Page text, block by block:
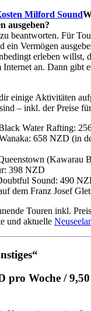
ausgeben?
beantworten. Für
ein Vermögen
erleben willst,
an. Dann gibt
einige Aktivitäten
– inkl. der Preise
Water Rafting:
658 NZD (in
(Kawarau
398 NZD
Sound: 490
dem Franz Josef
Touren inkl.
und aktuelle
pro Woche /